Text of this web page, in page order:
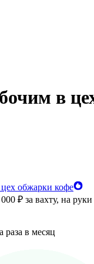
в
обжарки кофе
₽ за вахту, на руки
в месяц